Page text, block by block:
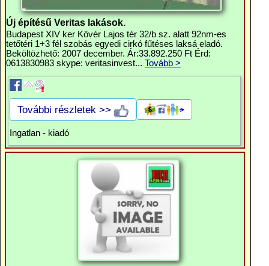
Új építésű Veritas lakások.
Budapest XIV ker Kövér Lajos tér 32/b sz. alatt 92nm-es
tetőtéri 1+3 fél szobás egyedi cirkó fűtéses laksá eladó.
Beköltözhető: 2007 december. Ár:33.892.250 Ft Érd:
0613830983 skype: veritasinvest... Tovább >
További részletek >>
Ingatlan - kiadó